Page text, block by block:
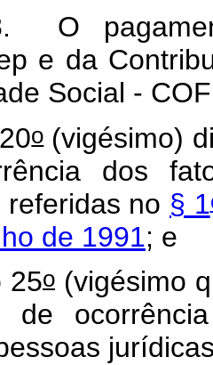
O
e da
Social -
o(vigésimo)
dos
referidas no § 1
de 1991; e
25o (vigésimo
de